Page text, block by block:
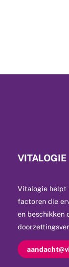
VITALOGIE
Vitalogie helpt
factoren die
en beschikken